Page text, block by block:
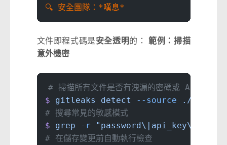
🔍 安全團隊：*嘆息*
文件即程式碼是安全透明的：範例：掃描
意外機密
# 掃描所有文件是否有洩漏的密碼或 API 金鑰
$ gitleaks detect --source ./docs
# 搜尋常見的敏感模式
$ grep -r
# 在儲存變更前自動執行檢查